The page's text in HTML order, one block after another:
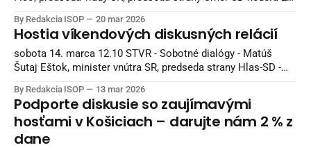
minister financií SR, Smer-SD 11.00 TA3 - V politike - Matúš
Šutaj Eštok, minister vnútra SR, predseda strany Hlas-SD -
Viliam Karas,
By Redakcia ISOP 20 mar 2026
Hostia víkendových diskusných relácií
sobota 14. marca 12.10 STVR - Sobotné dialógy - Matúš
Šutaj Eštok, minister vnútra SR, predseda strany Hlas-SD -
Prešovského samosprávneho kraja a predseda
Kresťanskodemokratického hnutia nedeľa 15. marca 10.00
JOJ 24 - Politika 24 - Tomáš Taraba, minister životného
By Redakcia ISOP 13 mar 2026
Podporte diskusie so zaujímavými
hosťami v Košiciach – darujte nám 2 % z
dane